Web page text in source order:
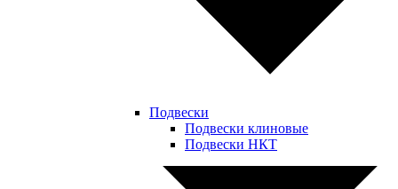
Подвески
Подвески клиновые
Подвески НКТ